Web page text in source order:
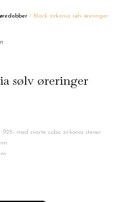
/ Black zirkonia sølv øreringer
sølv øreringer
med svarte cubic zirkonia stener